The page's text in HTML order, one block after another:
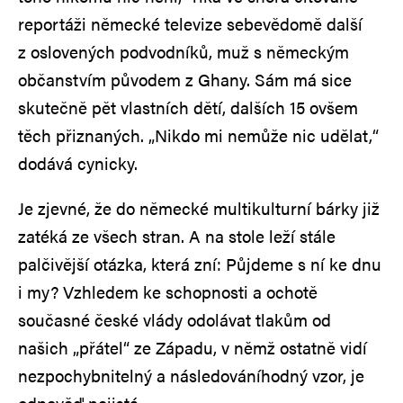
reportáži německé televize sebevědomě další
z oslovených podvodníků, muž s německým
občanstvím původem z Ghany. Sám má sice
skutečně pět vlastních dětí, dalších 15 ovšem
těch přiznaných. „Nikdo mi nemůže nic udělat,“
dodává cynicky.
Je zjevné, že do německé multikulturní bárky již
zatéká ze všech stran. A na stole leží stále
palčivější otázka, která zní: Půjdeme s ní ke dnu
i my? Vzhledem ke schopnosti a ochotě
současné české vlády odolávat tlakům od
našich „přátel“ ze Západu, v němž ostatně vidí
nezpochybnitelný a následováníhodný vzor, je